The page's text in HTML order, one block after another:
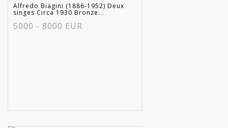
Alfredo Biagini (1886-1952) Deux
singes Circa 1930 Bronze...
5000 - 8000 EUR